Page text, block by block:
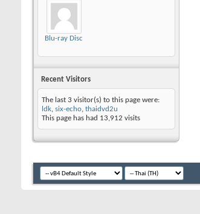
Blu-ray Disc
Recent Visitors
The last 3 visitor(s) to this page were:
ldk, six-echo, thaidvd2u
This page has had 13,912 visits